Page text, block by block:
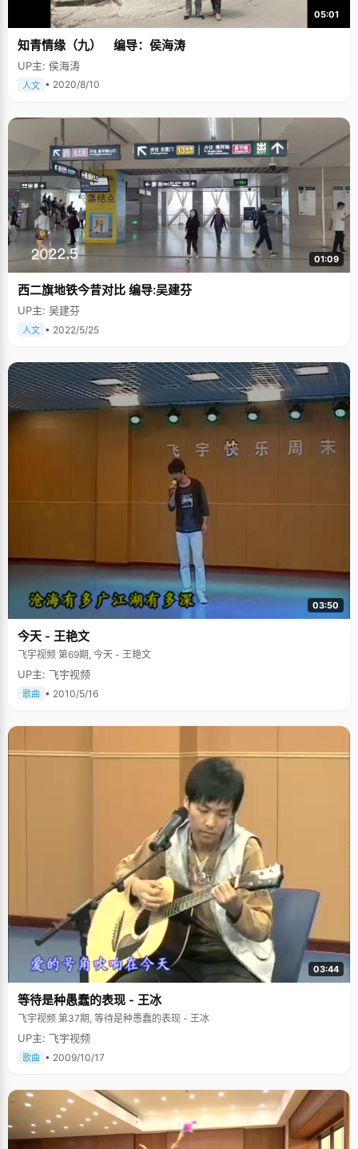
05:01
知青情缘（九） 编导：侯海涛
UP主: 侯海涛
人文 • 2020/8/10
01:09
西二旗地铁今昔对比 编导:吴建芬
UP主: 吴建芬
人文 • 2022/5/25
03:50
今天 - 王艳文
飞宇视频 第69期, 今天 - 王艳文
UP主: 飞宇视频
歌曲 • 2010/5/16
03:44
等待是种愚蠢的表现 - 王冰
飞宇视频 第37期, 等待是种愚蠢的表现 - 王冰
UP主: 飞宇视频
歌曲 • 2009/10/17